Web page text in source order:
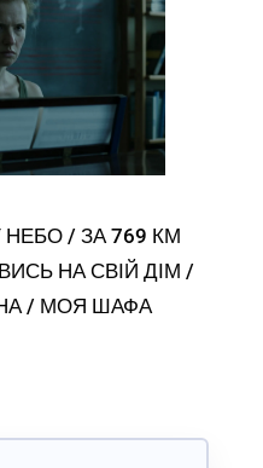
/ ЗА 769 КМ
НА СВІЙ ДІМ /
/ МОЯ ШАФА